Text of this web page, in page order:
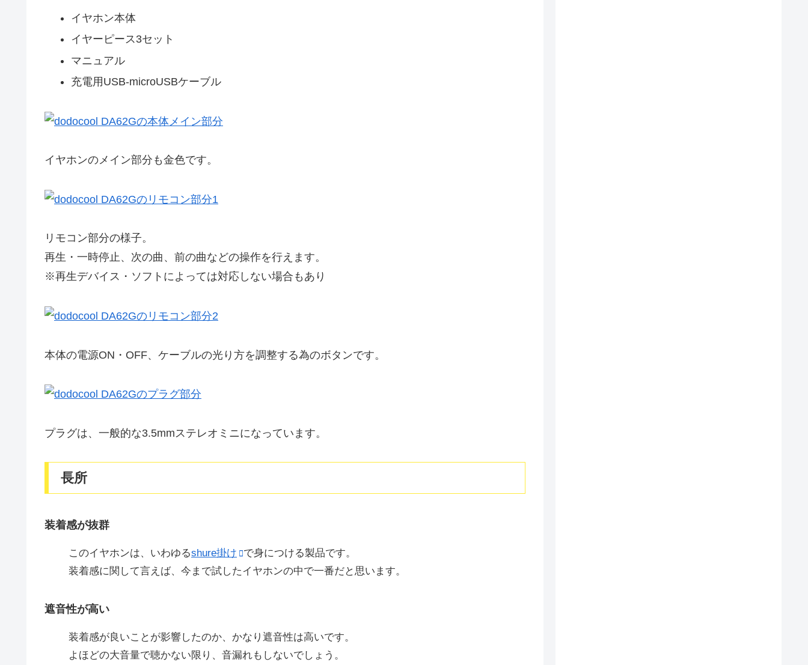
イヤホン本体
イヤーピース3セット
マニュアル
充電用USB-microUSBケーブル
イヤホンのメイン部分も金色です。
リモコン部分の様子。
再生・一時停止、次の曲、前の曲などの操作を行えます。
※再生デバイス・ソフトによっては対応しない場合もあり
本体の電源ON・OFF、ケーブルの光り方を調整する為のボタンです。
プラグは、一般的な3.5mmステレオミニになっています。
長所
装着感が抜群
このイヤホンは、いわゆるshure掛け
で身につける製品です。
装着感に関して言えば、今まで試したイヤホンの中で一番だと思います。
遮音性が高い
装着感が良いことが影響したのか、かなり遮音性は高いです。
よほどの大音量で聴かない限り、音漏れもしないでしょう。